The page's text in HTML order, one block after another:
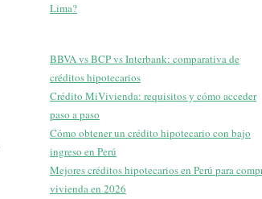
Lima?
BBVA vs BCP vs Interbank: comparativa de
créditos hipotecarios
Crédito MiVivienda: requisitos y cómo acceder
paso a paso
Cómo obtener un crédito hipotecario con bajo
ingreso en Perú
Mejores créditos hipotecarios en Perú para
vivienda en 2026